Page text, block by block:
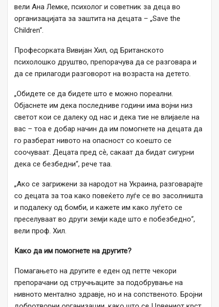
вели Ана Лемке, психолог и советник за деца во
организацијата за заштита на децата – „Save the
Children“.
Професорката Вивијан Хил, од Британското
психолошко друштво, препорачува да се разговара и
да се прилагоди разговорот на возраста на детето.
„Обидете се да бидете што е можно пореални.
Објаснете им дека последниве години има војни низ
светот кои се далеку од нас и дека тие не влијаеле на
вас – тоа е добар начин да им помогнете на децата да
го разберат нивото на опасност со коешто се
соочуваат. Децата пред сѐ, сакаат да бидат сигурни
дека се безбедни“, рече таа.
„Ако се загрижени за народот на Украина, разговарајте
со децата за тоа како повеќето луѓе се во засолништа
и подалеку од бомби, и кажете им како луѓето се
преселуваат во други земји каде што е побезбедно“,
вели проф. Хил.
Како да им помогнете на другите?
Помагањето на другите е еден од петте чекори
препорачани од стручњаците за подобрување на
нивното ментално здравје, но и на сопственото. Бројни